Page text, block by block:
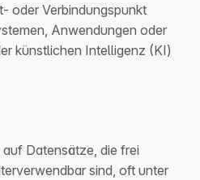
oder Verbindungspunkt
Anwendungen oder
künstlichen Intelligenz (KI)
Datensätze, die frei
sind, oft unter